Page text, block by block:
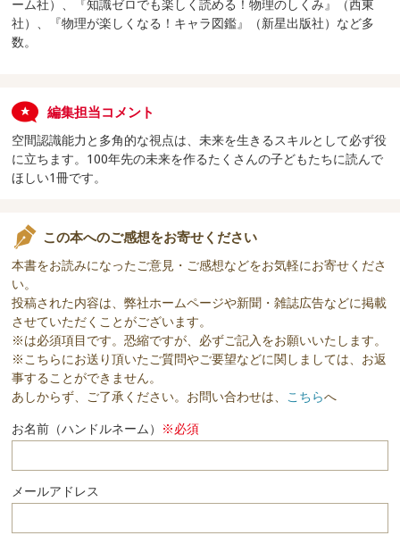
ーム社）、『知識ゼロでも楽しく読める！物理のしくみ』（西東
社）、『物理が楽しくなる！キャラ図鑑』（新星出版社）など多
数。
編集担当コメント
空間認識能力と多角的な視点は、未来を生きるスキルとして必ず役
に立ちます。100年先の未来を作るたくさんの子どもたちに読んで
ほしい1冊です。
この本へのご感想をお寄せください
本書をお読みになったご意見・ご感想などをお気軽にお寄せくださ
い。
投稿された内容は、弊社ホームページや新聞・雑誌広告などに掲載
させていただくことがございます。
※は必須項目です。恐縮ですが、必ずご記入をお願いいたします。
※こちらにお送り頂いたご質問やご要望などに関しましては、お返
事することができません。
あしからず、ご了承ください。お問い合わせは、 こちらへ
お名前（ハンドルネーム） ※必須
メールアドレス